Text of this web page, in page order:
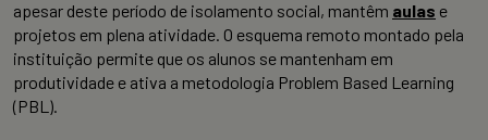
apesar deste período de isolamento social, mantêm aulas e
projetos em plena atividade. O esquema remoto montado pela
instituição permite que os alunos se mantenham em
produtividade e ativa a metodologia Problem Based Learning
(PBL).